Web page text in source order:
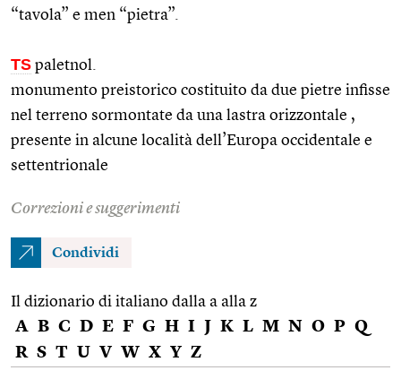
“tavola” e men “pietra”.
TS paletnol.
monumento preistorico costituito da due pietre infisse
nel terreno sormontate da una lastra orizzontale ,
presente in alcune località dell’Europa occidentale e
settentrionale
Correzioni e suggerimenti
Condividi
Il dizionario di italiano dalla a alla z
A B C D E F G H I J K L M N O P Q
R S T U V W X Y Z